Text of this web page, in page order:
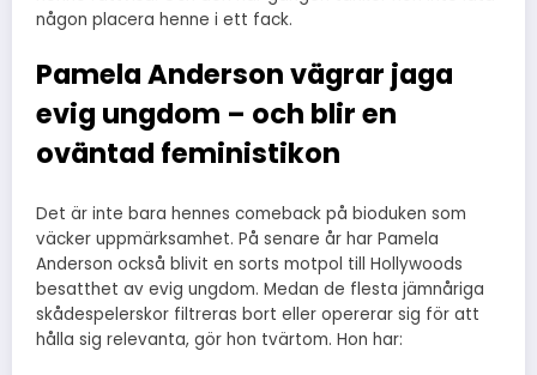
någon placera henne i ett fack.
Pamela Anderson vägrar jaga
evig ungdom – och blir en
oväntad feministikon
Det är inte bara hennes comeback på bioduken som
väcker uppmärksamhet. På senare år har Pamela
Anderson också blivit en sorts motpol till Hollywoods
besatthet av evig ungdom. Medan de flesta jämnåriga
skådespelerskor filtreras bort eller opererar sig för att
hålla sig relevanta, gör hon tvärtom. Hon har: